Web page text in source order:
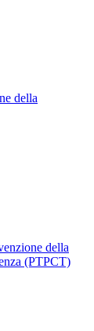
della
della
(PTPCT)